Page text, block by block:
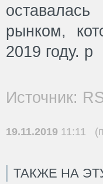
рынком,
2019 году. р
Источник:
19.11.2019 11:11
ТАКЖЕ НА